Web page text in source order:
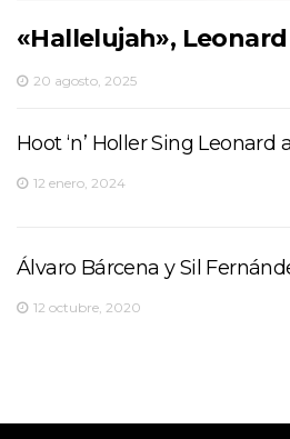
«Hallelujah»,
20 agosto, 2025
Hoot ‘n’ Holler Sing Leonard
12 enero, 2024
Álvaro Bárcena y Sil
12 octubre, 2020